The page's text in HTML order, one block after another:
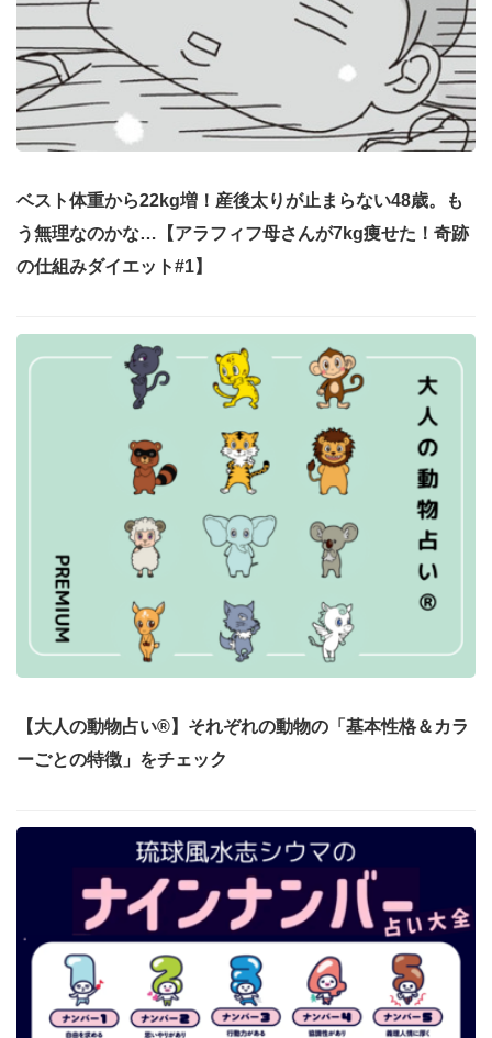
ベスト体重から22kg増！産後太りが止まらない48歳。も
う無理なのかな…【アラフィフ母さんが7kg痩せた！奇跡
の仕組みダイエット#1】
【大人の動物占い®】それぞれの動物の「基本性格＆カラ
ーごとの特徴」をチェック